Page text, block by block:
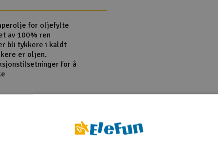
for oljefylte
av 100% ren
bli tykkere i kaldt
er oljen.
for å